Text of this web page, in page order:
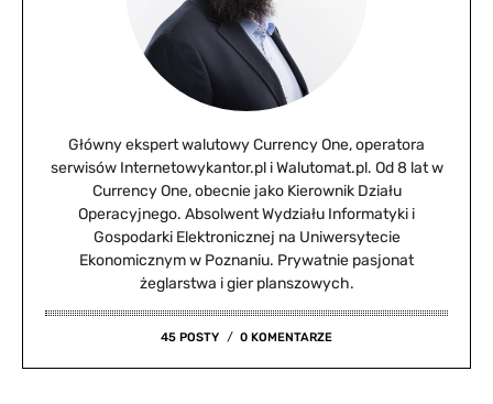
Główny ekspert walutowy Currency One, operatora
serwisów Internetowykantor.pl i Walutomat.pl. Od 8 lat w
Currency One, obecnie jako Kierownik Działu
Operacyjnego. Absolwent Wydziału Informatyki i
Gospodarki Elektronicznej na Uniwersytecie
Ekonomicznym w Poznaniu. Prywatnie pasjonat
żeglarstwa i gier planszowych.
45 POSTY 0 KOMENTARZE